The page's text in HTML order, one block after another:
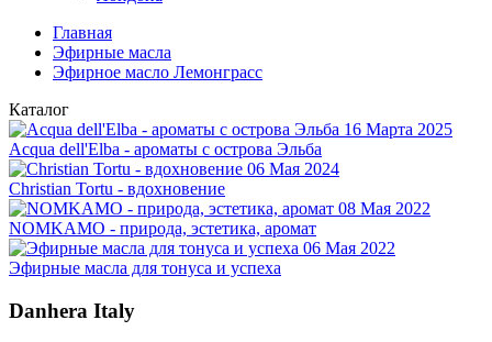
Главная
Эфирные масла
Эфирное масло Лемонграсс
Каталог
16 Марта 2025
Acqua dell'Elba - ароматы с острова Эльба
06 Мая 2024
Christian Tortu - вдохновение
08 Мая 2022
NOMKAMO - природа, эстетика, аромат
06 Мая 2022
Эфирные масла для тонуса и успеха
Danhera Italy